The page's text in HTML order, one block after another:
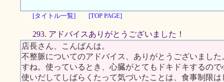
[タイトル一覧] [TOP PAGE]
293. アドバイスありがとうございました！
店長さん、こんばんは。
不整脈についてのアドバイス、ありがとうございまし
すね。使っているとき、心臓がとてもドキドキするの
使いだしてしばらくたって気づいたことは、食事制限